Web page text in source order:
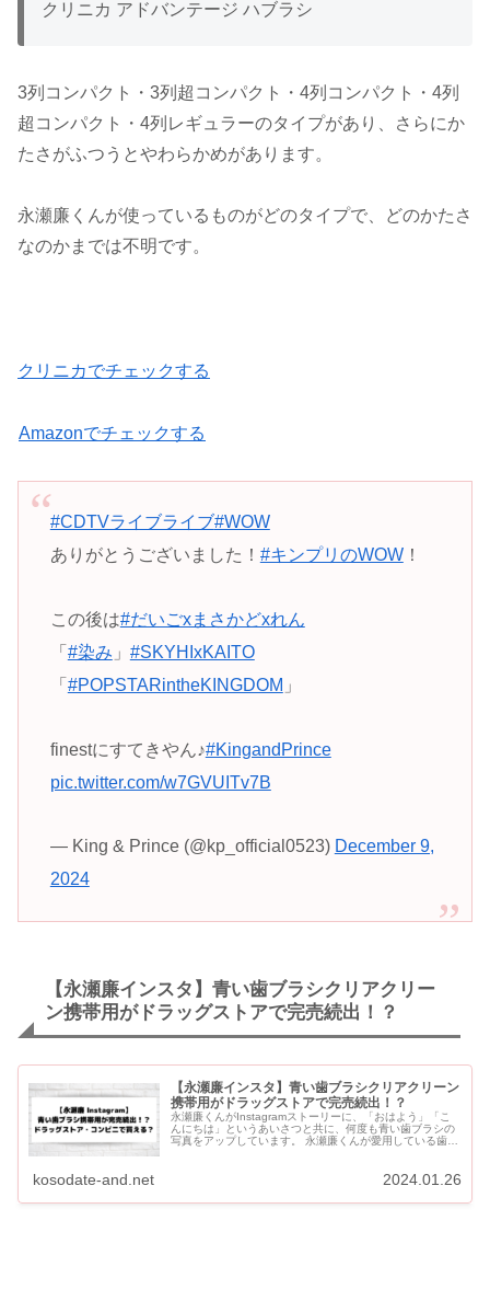
クリニカ アドバンテージ ハブラシ
3列コンパクト・3列超コンパクト・4列コンパクト・4列
超コンパクト・4列レギュラーのタイプがあり、さらにか
たさがふつうとやわらかめがあります。
永瀬廉くんが使っているものがどのタイプで、どのかたさ
なのかまでは不明です。
クリニカでチェックする
Amazonでチェックする
#CDTVライブライブ#WOW
ありがとうございました！ #キンプリのWOW！
この後は#だいごxまさかどxれん
「 #染み 」 #SKYHIxKAITO
「 #POPSTARintheKINGDOM 」
finestにすてきやん♪#KingandPrince
pic.twitter.com/w7GVUITv7B
— King & Prince (@kp_official0523) December 9,
2024
【永瀬廉インスタ】青い歯ブラシクリアクリー
ン携帯用がドラッグストアで完売続出！？
【永瀬廉インスタ】青い歯ブラシクリアクリーン
携帯用がドラッグストアで完売続出！？
永瀬廉くんがInstagramストーリーに、「おはよう」「こ
んにちは」というあいさつと共に、何度も青い歯ブラシの
写真をアップしています。 永瀬廉くんが愛用している歯ブ
kosodate-and.net 2024.01.26